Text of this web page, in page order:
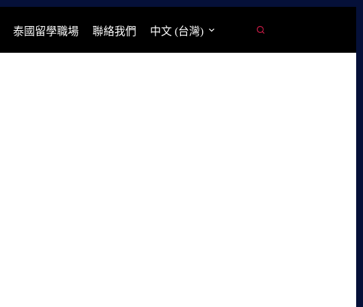
泰國留學職場 聯絡我們 中文 (台灣)